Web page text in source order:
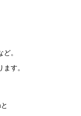
。
す。